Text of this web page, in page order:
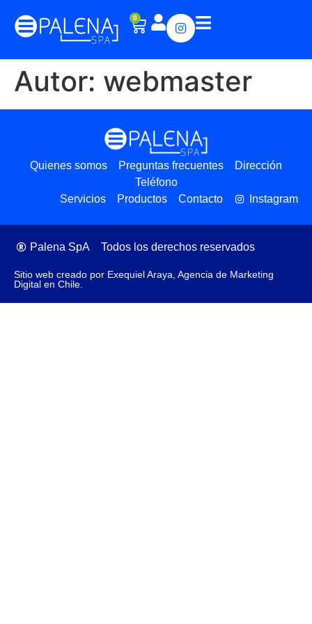
0
Autor: webmaster
Quienes somos Preguntas frecuentes
Dirección
Teléfono
Servicios
Productos Contacto Instagram
Palena SpA Todos los derechos reservados
Sitio web creado por Exequiel Araya, Agencia de Marketing
Digital en Chile.